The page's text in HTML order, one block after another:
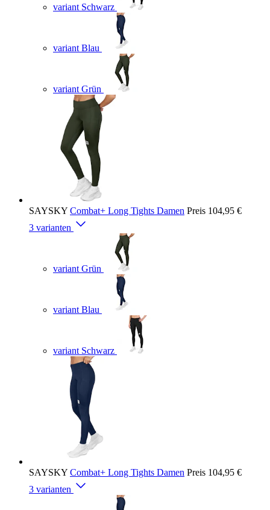
variant Schwarz
variant Blau
variant Grün
SAYSKY Combat+ Long Tights Damen Preis 104,95 €
3 varianten
variant Grün
variant Blau
variant Schwarz
SAYSKY Combat+ Long Tights Damen Preis 104,95 €
3 varianten